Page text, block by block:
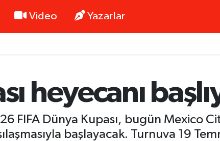
Video Yazarlar
heyecanı
FIFA Dünya Kupası, bugün Mexico
başlayacak. Turnuva 19